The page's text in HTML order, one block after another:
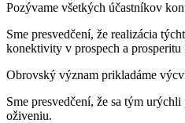
Pozývame všetkých účastníkov
Sme presvedčení, že realizácia
konektivity v prospech a
Obrovský význam prikladáme
Sme presvedčení, že sa tým
oživeniu.